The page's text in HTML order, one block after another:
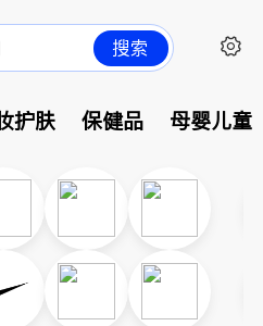
搜索
护肤 保健品 母婴儿童